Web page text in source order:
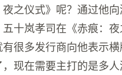
之仪式》呢？通过他
十岚孝司在《赤痕：
很多发行商向他表示
现在需要主打的是多